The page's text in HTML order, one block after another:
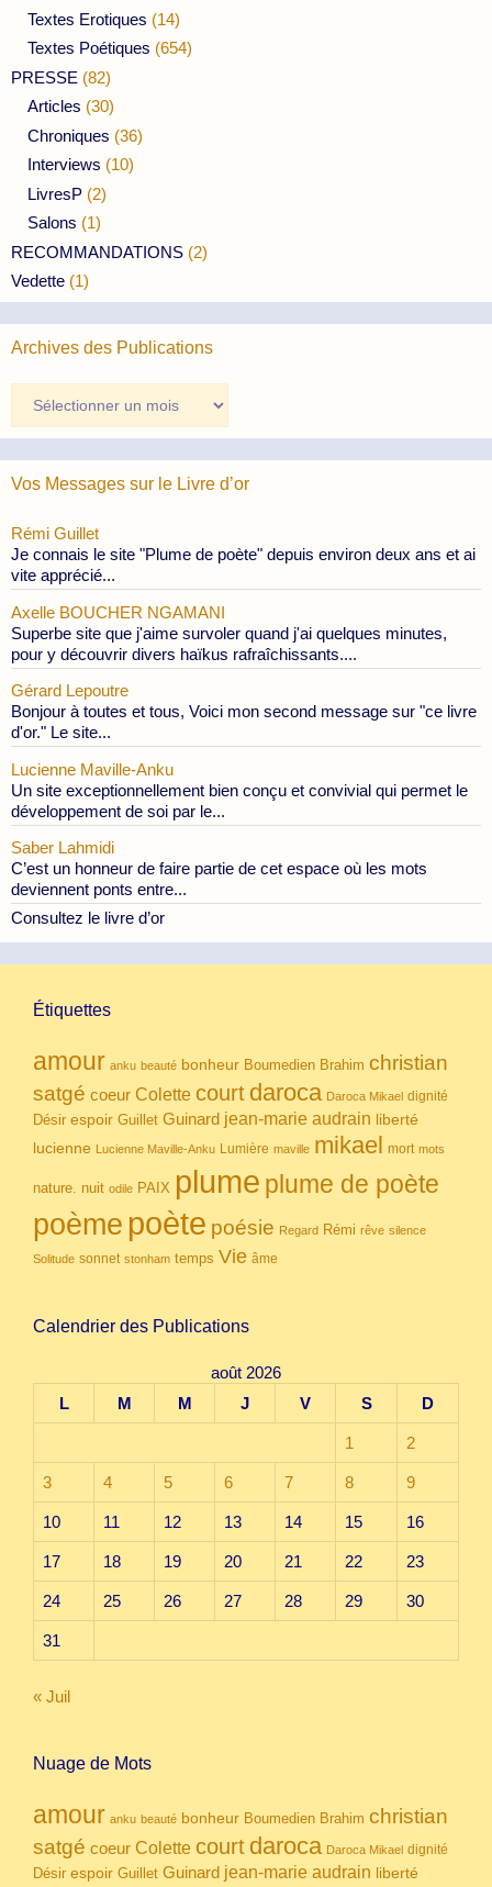
Textes Erotiques (14)
Textes Poétiques (654)
PRESSE (82)
Articles (30)
Chroniques (36)
Interviews (10)
LivresP (2)
Salons (1)
RECOMMANDATIONS (2)
Vedette (1)
Archives des Publications
des
Publications
Vos Messages sur le Livre d’or
Rémi Guillet
Je connais le site "Plume de poète" depuis environ deux ans et ai
vite apprécié...
Axelle BOUCHER NGAMANI
Superbe site que j'aime survoler quand j'ai quelques minutes,
pour y découvrir divers haïkus rafraîchissants....
Gérard Lepoutre
Bonjour à toutes et tous, Voici mon second message sur "ce livre
d'or." Le site...
Lucienne Maville-Anku
Un site exceptionnellement bien conçu et convivial qui permet le
développement de soi par le...
Saber Lahmidi
C’est un honneur de faire partie de cet espace où les mots
deviennent ponts entre...
Consultez le livre d’or
Étiquettes
amour anku beauté bonheur Boumedien Brahim christian
satgé coeur Colette court daroca Daroca Mikael dignité
Désir espoir Guillet Guinard jean-marie audrain liberté
lucienne Lucienne Maville-Anku Lumière maville mikael mort mots
nature. nuit odile PAIX plume plume de poète
poème poète poésie Regard Rémi rêve silence
Solitude sonnet stonham temps Vie âme
Calendrier des Publications
août 2026
L
M M J V S D
1 2
3 4 5 6 7 8 9
10 11 12 13 14 15 16
17 18 19 20 21 22 23
24 25 26 27 28 29 30
31
« Juil
Nuage de Mots
amour anku beauté bonheur Boumedien Brahim christian
satgé coeur Colette court daroca Daroca Mikael dignité
Désir espoir Guillet Guinard jean-marie audrain liberté